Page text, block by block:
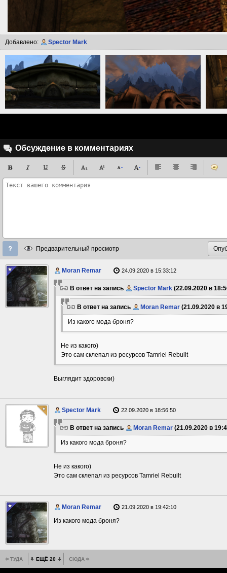
Добавлено: Spector Mark
Обсуждение в комментариях
Предварительный просмотр
Moran Remar 24.09.2020 в 15:33:12
В ответ на запись Spector Mark (22.09.2020 в
В ответ на запись Moran Remar (21.09.2020 в
Из какого мода броня?
Не из какого)
Это сам склепал из ресурсов Tamriel Rebuilt
Выглядит здоровски)
Spector Mark 22.09.2020 в 18:56:50
В ответ на запись Moran Remar (21.09.2020 в
Из какого мода броня?
Не из какого)
Это сам склепал из ресурсов Tamriel Rebuilt
Moran Remar 21.09.2020 в 19:42:10
Из какого мода броня?
ТУДА ЕЩЁ 20 СЮДА